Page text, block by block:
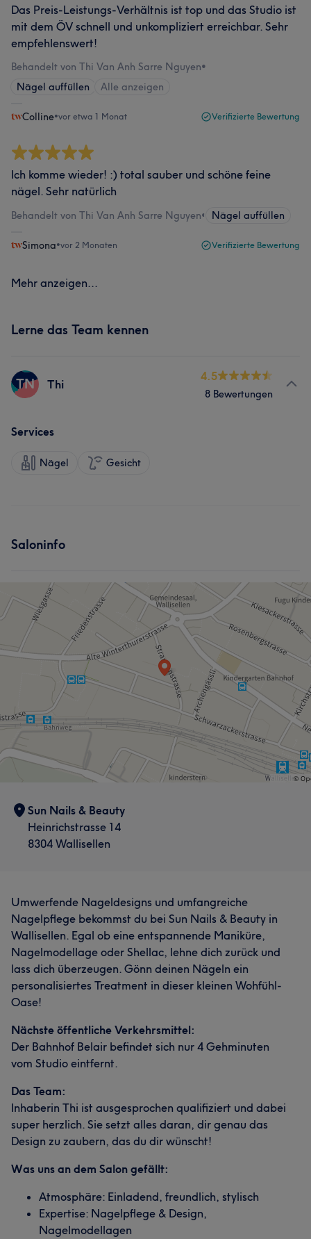
Das Preis-Leistungs-Verhältnis ist top und das Studio ist
mit dem ÖV schnell und unkompliziert erreichbar. Sehr
empfehlenswert!
Behandelt von Thi Van Anh Sarre Nguyen•
Nägel auffüllen
Alle anzeigen
Colline•vor etwa 1 Monat Verifizierte Bewertung
Ich komme wieder! :) total sauber und schöne feine
nägel. Sehr natürlich
Behandelt von Thi Van Anh Sarre Nguyen• Nägel auffüllen
Simona•vor 2 Monaten Verifizierte Bewertung
Mehr anzeigen...
Lerne das Team kennen
TN Thi
4.5
8 Bewertungen
Services
Nägel Gesicht
Saloninfo
Sun Nails & Beauty
Heinrichstrasse 14
8304 Wallisellen
Umwerfende Nageldesigns und umfangreiche
Nagelpflege bekommst du bei Sun Nails & Beauty in
Wallisellen. Egal ob eine entspannende Maniküre,
Nagelmodellage oder Shellac, lehne dich zurück und
lass dich überzeugen. Gönn deinen Nägeln ein
personalisiertes Treatment in dieser kleinen Wohfühl-
Oase!
Nächste öffentliche Verkehrsmittel:
Der Bahnhof Belair befindet sich nur 4 Gehminuten
vom Studio eintfernt.
Das Team:
Inhaberin Thi ist ausgesprochen qualifiziert und dabei
super herzlich. Sie setzt alles daran, dir genau das
Design zu zaubern, das du dir wünscht!
Was uns an dem Salon gefällt:
Atmosphäre: Einladend, freundlich, stylisch
Expertise: Nagelpflege & Design,
Nagelmodellagen